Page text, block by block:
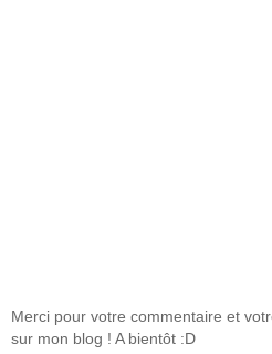
Merci pour votre commentaire et
sur mon blog ! A bientôt :D